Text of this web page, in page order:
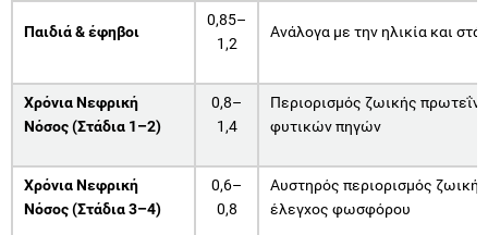
Παιδιά & έφηβοι
0,85–
1,2
Ανάλογα με την ηλικία και
Χρόνια Νεφρική
Νόσος (Στάδια 1–2)
0,8–
1,4
Περιορισμός ζωικής
φυτικών πηγών
Χρόνια Νεφρική
Νόσος (Στάδια 3–4)
0,6–
0,8
Αυστηρός περιορισμός
έλεγχος φωσφόρου